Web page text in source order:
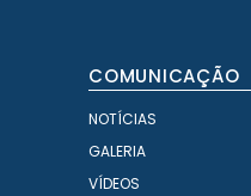
COMUNICAÇÃO
NOTÍCIAS
GALERIA
VÍDEOS